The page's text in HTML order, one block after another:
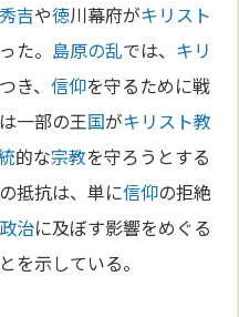
吉や徳川幕府がキリスト
た。 島原の乱では、 キリ
き、信仰を守るために戦
一部の王国がキリスト教
的な宗教を守ろうとする
抵抗は、単に信仰の拒絶
政治に及ぼす影響をめぐる
を示している。